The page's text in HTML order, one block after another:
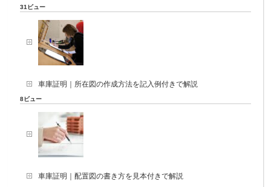
31ビュー
車庫証明｜所在図の作成方法を記入例付きで解説
8ビュー
車庫証明｜配置図の書き方を見本付きで解説